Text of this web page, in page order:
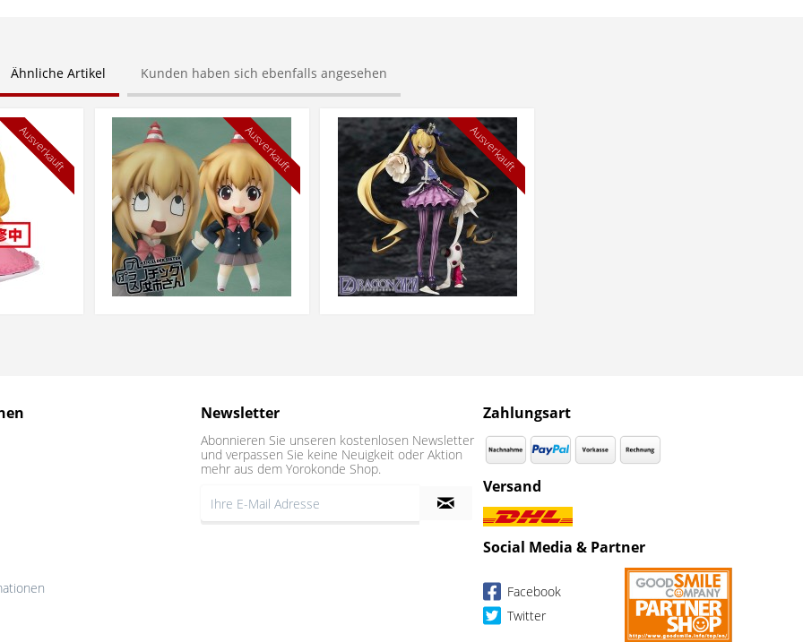
Ähnliche Artikel Kunden haben sich ebenfalls angesehen
Ausverkauft Ausverkauft Ausverkauft
Newsletter
Abonnieren Sie unseren kostenlosen Newsletter
und verpassen Sie keine Neuigkeit oder Aktion
mehr aus dem Yorokonde Shop.
Zahlungsart
Versand
Social Media & Partner
Facebook
Twitter